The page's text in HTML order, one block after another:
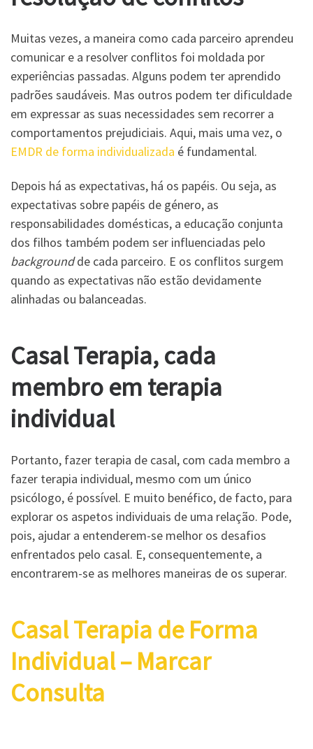
Muitas vezes, a maneira como cada parceiro aprendeu
comunicar e a resolver conflitos foi moldada por
experiências passadas. Alguns podem ter aprendido
padrões saudáveis. Mas outros podem ter dificuldade
em expressar as suas necessidades sem recorrer a
comportamentos prejudiciais. Aqui, mais uma vez, o
EMDR de forma individualizada é fundamental.
Depois há as expectativas, há os papéis. Ou seja, as
expectativas sobre papéis de género, as
responsabilidades domésticas, a educação conjunta
dos filhos também podem ser influenciadas pelo
backgroundde cada parceiro. E os conflitos surgem
quando as expectativas não estão devidamente
alinhadas ou balanceadas.
Casal Terapia, cada
membro em terapia
individual
Portanto, fazer terapia de casal, com cada membro a
fazer terapia individual, mesmo com um único
psicólogo, é possível. E muito benéfico, de facto, para
explorar os aspetos individuais de uma relação. Pode,
pois, ajudar a entenderem-se melhor os desafios
enfrentados pelo casal. E, consequentemente, a
encontrarem-se as melhores maneiras de os superar.
Casal Terapia de Forma
Individual – Marcar
Consulta